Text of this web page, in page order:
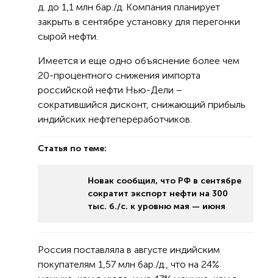
д. до 1,1 млн бар./д. Компания планирует
закрыть в сентябре установку для перегонки
сырой нефти.
Имеется и еще одно объяснение более чем
20-процентного снижения импорта
российской нефти Нью-Дели –
сократившийся дисконт, снижающий прибыль
индийских нефтепереработчиков.
Статья по теме:
Новак сообщил, что РФ в сентябре
сократит экспорт нефти на 300
тыс. б./с. к уровню мая — июня
Россия поставляла в августе индийским
покупателям 1,57 млн бар./д., что на 24%